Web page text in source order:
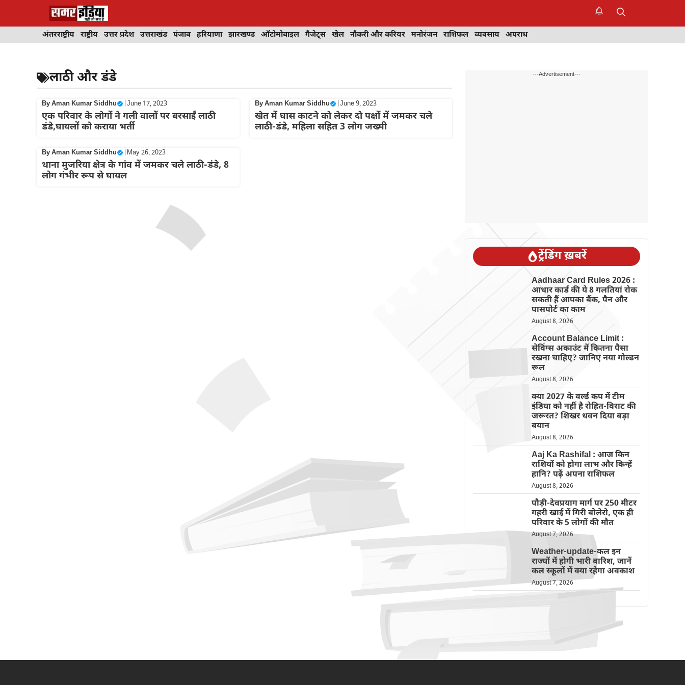
अंतरराष्ट्रीय राष्ट्रीय उत्तर प्रदेश उत्तराखंड पंजाब हरियाणा झारखण्ड ऑटोमोबाइल गैजेट्स खेल नौकरी और करियर मनोरंजन राशिफल व्यवसाय अपराध
लाठी और डंडे
ByAman Kumar Siddhu June 17, 2023
एक परिवार के लोगों ने गली वालों पर बरसाईं लाठी
डंडे,घायलों को कराया भर्ती
ByAman Kumar Siddhu | June 9, 2023
खेत में घास काटने को लेकर दो पक्षों में जमकर चले
लाठी-डंडे, महिला सहित 3 लोग जख्मी
ByAman Kumar Siddhu May 26, 2023
थाना मुजरिया क्षेत्र के गांव में जमकर चले लाठी-डंडे, 8
लोग गंभीर रूप से घायल
---Advertisement---
ट्रेंडिंग ख़बरें
Aadhaar Card Rules 2026 :
आधार कार्ड की ये 8 गलतियां रोक
सकती हैं आपका बैंक, पैन और
पासपोर्ट का काम
August 8, 2026
Account Balance Limit :
सेविंग्स अकाउंट में कितना पैसा
रखना चाहिए? जानिए नया गोल्डन
रूल
August 8, 2026
क्या 2027 के वर्ल्ड कप में टीम
इंडिया को नहीं है रोहित-विराट की
जरूरत? शिखर धवन दिया बड़ा
बयान
August 8, 2026
Aaj Ka Rashifal : आज किन
राशियों को होगा लाभ और किन्हें
हानि? पढ़ें अपना राशिफल
August 8, 2026
पौड़ी-देवप्रयाग मार्ग पर 250 मीटर
गहरी खाई में गिरी बोलेरो, एक ही
परिवार के 5 लोगों की मौत
August 7, 2026
Weather-update-कल इन
राज्यों में होगी भारी बारिश, जानें
कल स्कूलों में क्या रहेगा अवकाश
August 7, 2026